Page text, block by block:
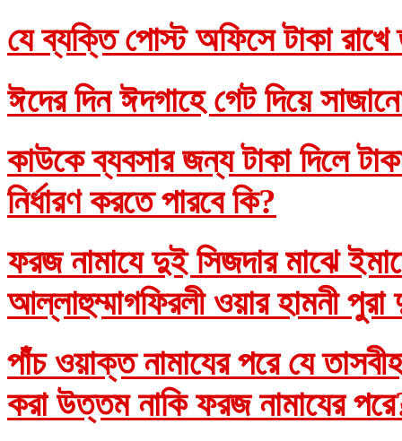
যে ব্যক্তি পোস্ট অফিসে টাকা রাখে
ঈদের দিন ঈদগাহে গেট দিয়ে
কাউকে ব্যবসার জন্য টাকা দিলে
নির্ধারণ করতে পারবে কি?
ফরজ নামাযে দুই সিজদার মাঝে
আল্লাহুম্মাগফিরলী ওয়ার হামনী
পাঁচ ওয়াক্ত নামাযের পরে যে
করা উত্তম নাকি ফরজ নামাযের